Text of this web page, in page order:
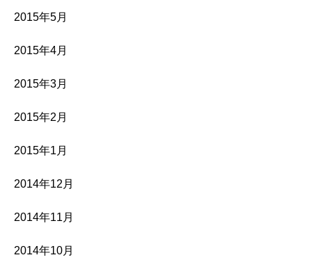
2015年5月
2015年4月
2015年3月
2015年2月
2015年1月
2014年12月
2014年11月
2014年10月